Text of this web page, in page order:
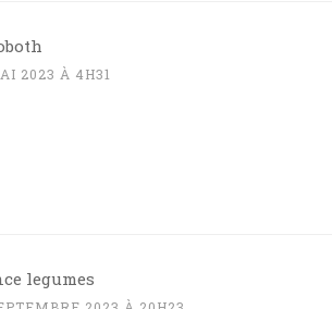
2023 À 4H31
legumes